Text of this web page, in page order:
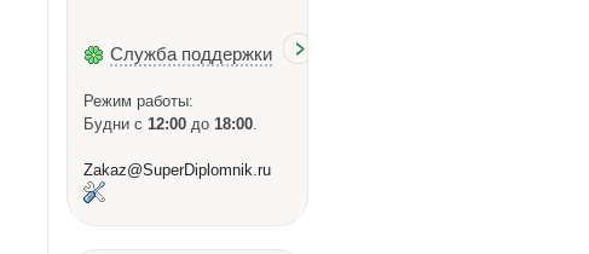
Служба поддержки
Режим работы:
Будни с 12:00до 18:00.
Zakaz@SuperDiplomnik.ru